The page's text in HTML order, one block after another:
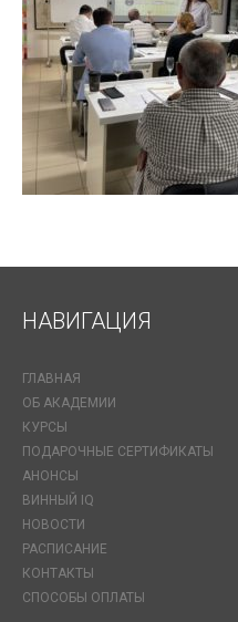
НАВИГАЦИЯ
ГЛАВНАЯ
ОБ АКАДЕМИИ
КУРСЫ
ПОДАРОЧНЫЕ СЕРТИФИКАТЫ
АНОНСЫ
ВИННЫЙ IQ
НОВОСТИ
РАСПИСАНИЕ
КОНТАКТЫ
СПОСОБЫ ОПЛАТЫ